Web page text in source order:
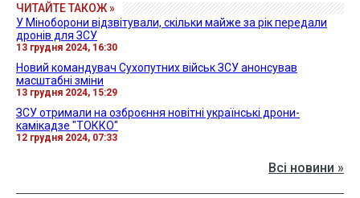
ЧИТАЙТЕ ТАКОЖ »
У Міноборони відзвітували, скільки майже за рік передали
дронів для ЗСУ
13 грудня 2024, 16:30
Новий командувач Сухопутних військ ЗСУ анонсував
масштабні зміни
13 грудня 2024, 15:29
ЗСУ отримали на озброєння новітні українські дрони-
камікадзе "ТОККО"
12 грудня 2024, 07:33
Всі новини »